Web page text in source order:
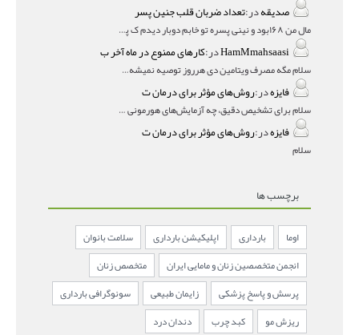
صدیقهدر:تعداد ضربان قلب جنین پسر
مال من ۱۶۸بود و نینی پسره تو خابم دوبار دیدم ک پسره
HamMmahsaasiدر:کارهای ممنوع در ماه آخر ب
سلام مگه مصرف ویتامین دی هرروز توصیه نمیشه؟درمقاله میگه
فایزهدر:روش‌های مؤثر برای درمان ت
سلام برای تشخیص دقیق، چه آزمایش‌های هورمونی و چه سونوگر
فایزهدر:روش‌های مؤثر برای درمان ت
سلام
برچسب ها
اوما بارداری اپلیکیشن بارداری
سلامت بانوان
انجمن متخصصین زنان و مامایی ایران
متخصص زنان
پرسش و پاسخ پزشکی
زایمان طبیعی
سونوگرافی بارداری
ریزش مو
کبد چرب
دندان درد